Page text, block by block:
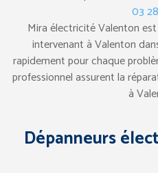
03
Mira électricité Valenton
intervenant à Valenton
rapidement pour chaque
professionnel assurent la
à
Dépanneurs